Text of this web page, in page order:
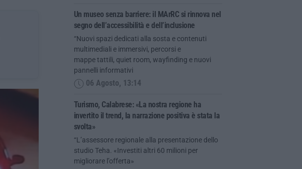
Un museo senza barriere: il MArRC si rinnova nel
segno dell’accessibilità e dell’inclusione
“Nuovi spazi dedicati alla sosta e contenuti
multimediali e immersivi, percorsi e
mappe tattili, quiet room, wayfinding e nuovi
pannelli informativi
06 Agosto, 13:14
Turismo, Calabrese: «La nostra regione ha
invertito il trend, la narrazione positiva è stata la
svolta»
“L’assessore regionale alla presentazione dello
studio Teha. «Investiti altri 60 milioni per
migliorare l’offerta»